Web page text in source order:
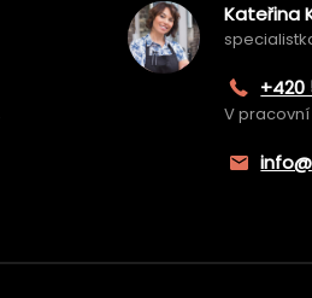
Kateřina
+420
V pracovní